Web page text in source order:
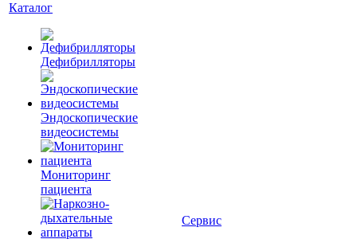
Каталог
Дефибрилляторы
Эндоскопические
видеосистемы
Мониторинг
пациента
Сервис